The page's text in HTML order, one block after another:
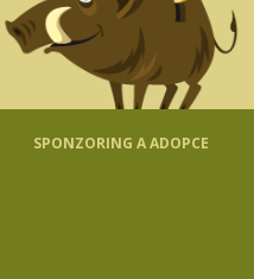
SPONZORING A ADOPCE